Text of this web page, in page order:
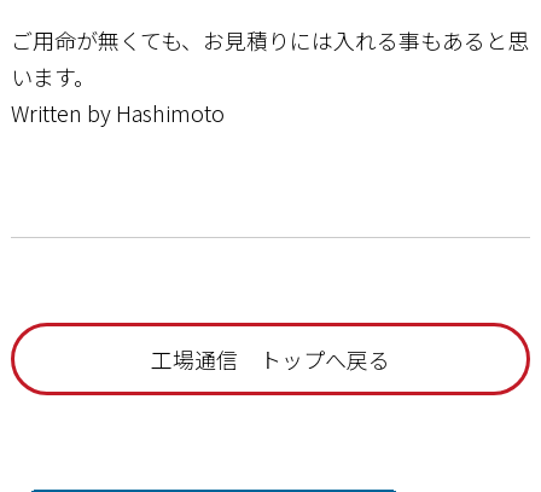
ご用命が無くても、お見積りには入れる事もあると思
います。
Written by Hashimoto
工場通信 トップへ戻る